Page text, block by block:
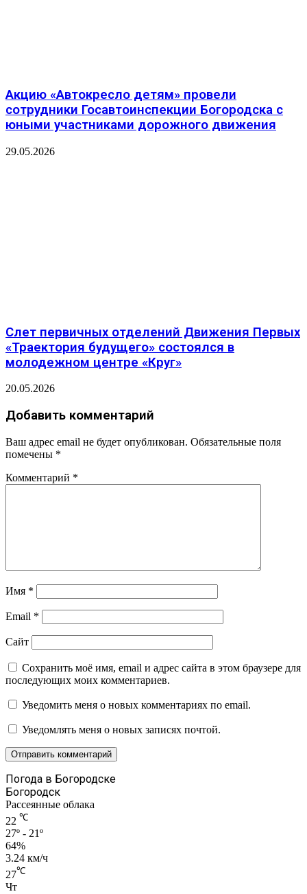
Акцию «Автокресло детям» провели
сотрудники Госавтоинспекции Богородска с
юными участниками дорожного движения
29.05.2026
Слет первичных отделений Движения Первых
«Траектория будущего» состоялся в
молодежном центре «Круг»
20.05.2026
Добавить комментарий
Ваш адрес email не будет опубликован. Обязательные поля
помечены *
Комментарий *
Имя *
Email *
Сайт
Сохранить моё имя, email и адрес сайта в этом браузере для
последующих моих комментариев.
Уведомить меня о новых комментариях по email.
Уведомлять меня о новых записях почтой.
Погода в Богородске
Богородск
Рассеянные облака
22 ℃
27º - 21º
64%
3.24 км/ч
27℃
Чт